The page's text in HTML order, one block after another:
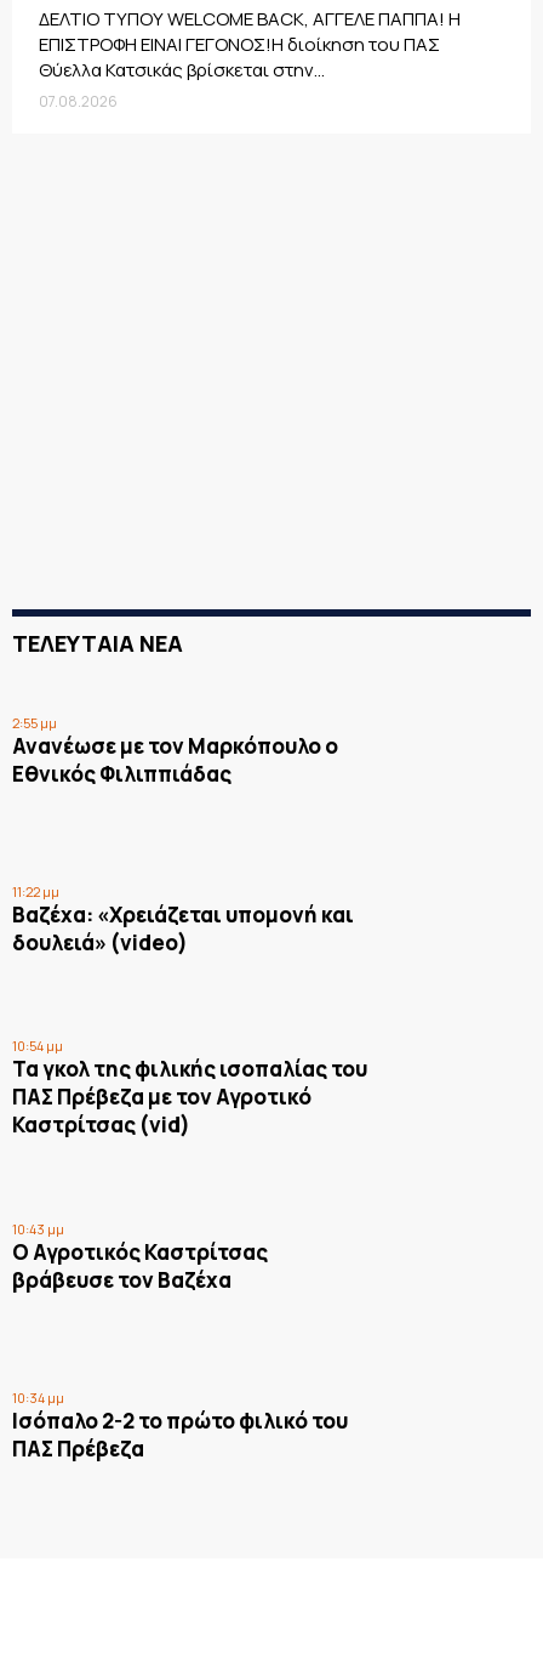
ΔΕΛΤΙΟ ΤΥΠΟΥ WELCOME BACK, ΑΓΓΕΛΕ ΠΑΠΠΑ! Η
ΕΠΙΣΤΡΟΦΗ ΕΙΝΑΙ ΓΕΓΟΝΟΣ!Η διοίκηση του ΠΑΣ
Θύελλα Κατσικάς βρίσκεται στην...
07.08.2026
ΤΕΛΕΥΤΑΙΑ ΝΕΑ
2:55 μμ
Ανανέωσε με τον Μαρκόπουλο ο
Εθνικός Φιλιππιάδας
11:22 μμ
Βαζέχα: «Χρειάζεται υπομονή και
δουλειά» (video)
10:54 μμ
Τα γκολ της φιλικής ισοπαλίας του
ΠΑΣ Πρέβεζα με τον Αγροτικό
Καστρίτσας (vid)
10:43 μμ
Ο Αγροτικός Καστρίτσας
βράβευσε τον Βαζέχα
10:34 μμ
Ισόπαλο 2-2 το πρώτο φιλικό του
ΠΑΣ Πρέβεζα